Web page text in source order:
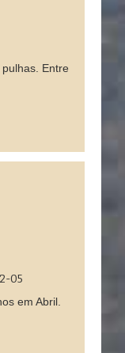
Entre
05
em Abril.